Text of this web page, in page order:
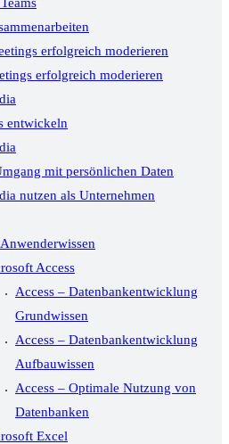
erfolgreich moderieren
erfolgreich moderieren
entwickeln
mit persönlichen Daten
nutzen als Unternehmen
Access
Access – Datenbankentwicklung
Grundwissen
Access – Datenbankentwicklung
Aufbauwissen
Access – Optimale Nutzung von
Datenbanken
Excel